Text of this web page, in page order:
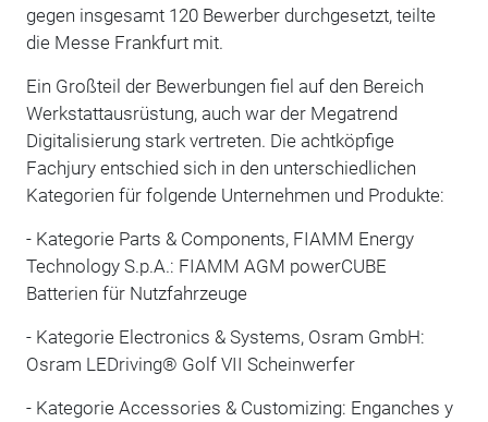
gegen insgesamt 120 Bewerber durchgesetzt, teilte
die Messe Frankfurt mit.
Ein Großteil der Bewerbungen fiel auf den Bereich
Werkstattausrüstung, auch war der Megatrend
Digitalisierung stark vertreten. Die achtköpfige
Fachjury entschied sich in den unterschiedlichen
Kategorien für folgende Unternehmen und Produkte:
- Kategorie Parts & Components, FIAMM Energy
Technology S.p.A.: FIAMM AGM powerCUBE
Batterien für Nutzfahrzeuge
- Kategorie Electronics & Systems, Osram GmbH:
Osram LEDriving® Golf VII Scheinwerfer
- Kategorie Accessories & Customizing: Enganches y